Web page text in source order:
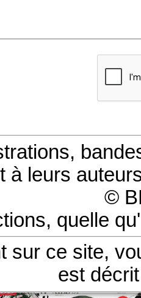
à leurs
©
quelle
sur ce site,
est